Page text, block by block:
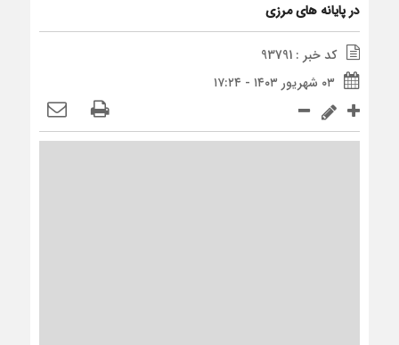
در پایانه های مرزی
کد خبر : 93791
۰۳ شهریور ۱۴۰۳ - ۱۷:۲۴